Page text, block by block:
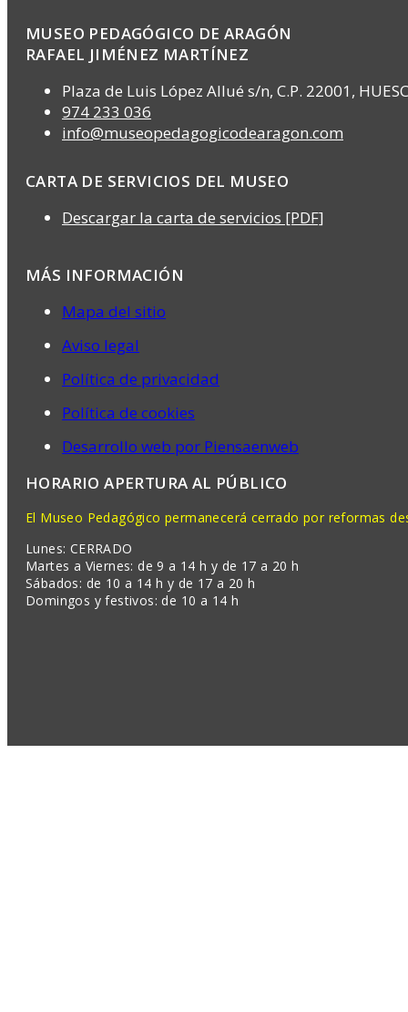
MUSEO PEDAGÓGICO DE ARAGÓN
RAFAEL JIMÉNEZ MARTÍNEZ
Plaza de Luis López Allué s/n, C.P. 22001,
974 233 036
info@museopedagogicodearagon.com
CARTA DE SERVICIOS DEL MUSEO
Descargar la carta de servicios [PDF]
MÁS INFORMACIÓN
Mapa del sitio
Aviso legal
Política de privacidad
Política de cookies
Desarrollo web por Piensaenweb
HORARIO APERTURA AL PÚBLICO
El Museo Pedagógico permanecerá cerrado por reformas
Lunes: CERRADO
Martes a Viernes: de 9 a 14 h y de 17 a 20 h
Sábados: de 10 a 14 h y de 17 a 20 h
Domingos y festivos: de 10 a 14 h